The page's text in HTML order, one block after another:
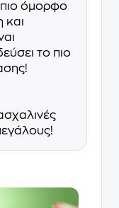
πιο όμορφο
και
το πιο